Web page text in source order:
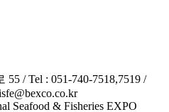
/ Tel : 051-740-7518,7519 /
Seafood & Fisheries EXPO